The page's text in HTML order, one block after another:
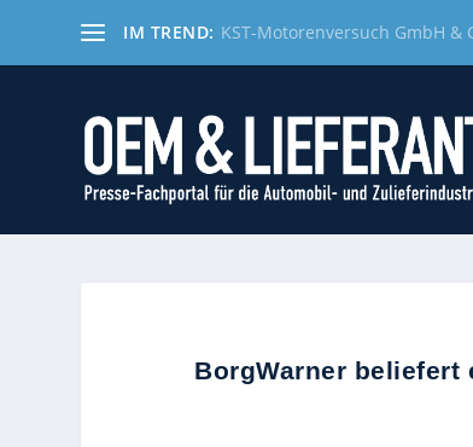
IM TREND: KST-Motorenversuch GmbH &
BorgWarner beliefert